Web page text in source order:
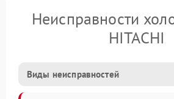
Неисправности
HITACHI
Виды неисправностей